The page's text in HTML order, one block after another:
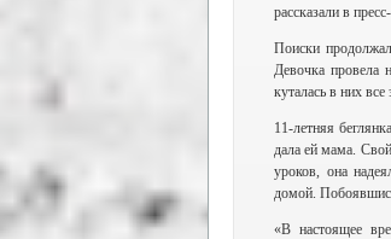
рассказали в
Поиски
Девочка провела
куталась в них все
11-летняя
дала ей мама.
уроков, она
домой.
«В настоящее